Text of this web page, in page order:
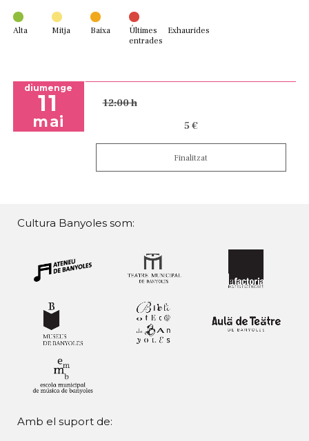
Alta Mitja Baixa
Últimes
entrades
Exhaurides
diumenge
11
mai
12:00 h
5 €
Finalitzat
Cultura Banyoles som:
Amb el suport de: